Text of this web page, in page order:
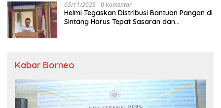
05/11/2025 0 Komentar
Helmi Tegaskan Distribusi Bantuan Pangan di
Sintang Harus Tepat Sasaran dan
Kabar Borneo